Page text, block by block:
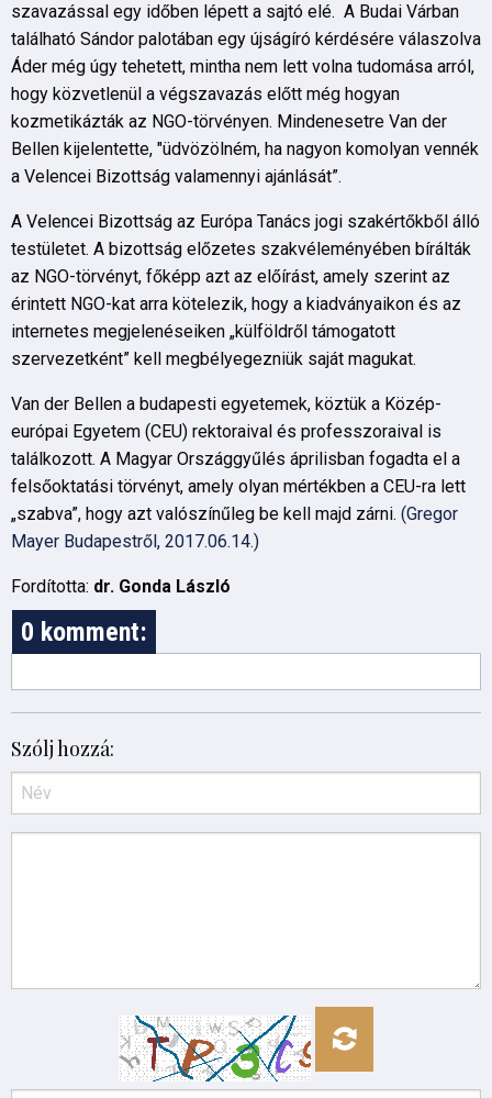
szavazással egy időben lépett a sajtó elé. A Budai Várban
található Sándor palotában egy újságíró kérdésére válaszolva
Áder még úgy tehetett, mintha nem lett volna tudomása arról,
hogy közvetlenül a végszavazás előtt még hogyan
kozmetikázták az NGO-törvényen. Mindenesetre Van der
Bellen kijelentette, "üdvözölném, ha nagyon komolyan vennék
a Velencei Bizottság valamennyi ajánlását”.
A Velencei Bizottság az Európa Tanács jogi szakértőkből álló
testületet. A bizottság előzetes szakvéleményében bírálták
az NGO-törvényt, főképp azt az előírást, amely szerint az
érintett NGO-kat arra kötelezik, hogy a kiadványaikon és az
internetes megjelenéseiken „külföldről támogatott
szervezetként” kell megbélyegezniük saját magukat.
Van der Bellen a budapesti egyetemek, köztük a Közép-
európai Egyetem (CEU) rektoraival és professzoraival is
találkozott. A Magyar Országgyűlés áprilisban fogadta el a
felsőoktatási törvényt, amely olyan mértékben a CEU-ra lett
„szabva”, hogy azt valószínűleg be kell majd zárni. (Gregor
Mayer Budapestről, 2017.06.14.)
Fordította: dr. Gonda László
0 komment:
Szólj hozzá: